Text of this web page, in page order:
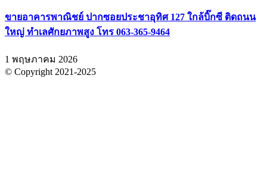
ขายอาคารพาณิชย์ ปากซอยประชาอุทิศ 127 ใกล้บิ๊กซี ติดถนน
ใหญ่ ทำเลศักยภาพสูง โทร 063-365-9464
1 พฤษภาคม 2026
© Copyright 2021-2025